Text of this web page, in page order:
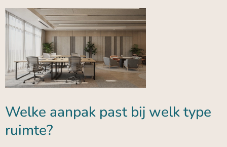
Welke aanpak past bij welk type
ruimte?